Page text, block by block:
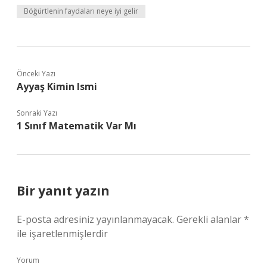
Böğürtlenin faydaları neye iyi gelir
Önceki Yazı
Ayyaş Kimin Ismi
Sonraki Yazı
1 Sınıf Matematik Var Mı
Bir yanıt yazın
E-posta adresiniz yayınlanmayacak. Gerekli alanlar*
ile işaretlenmişlerdir
Yorum